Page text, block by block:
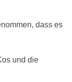
dass es
und die